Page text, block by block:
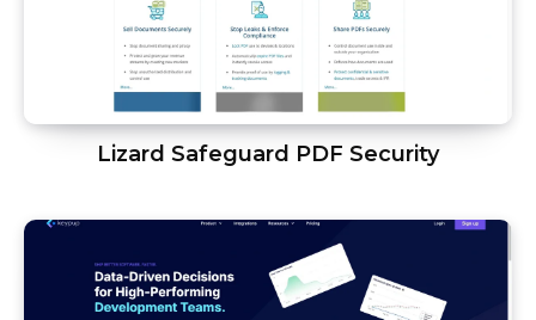
Lizard Safeguard PDF Security